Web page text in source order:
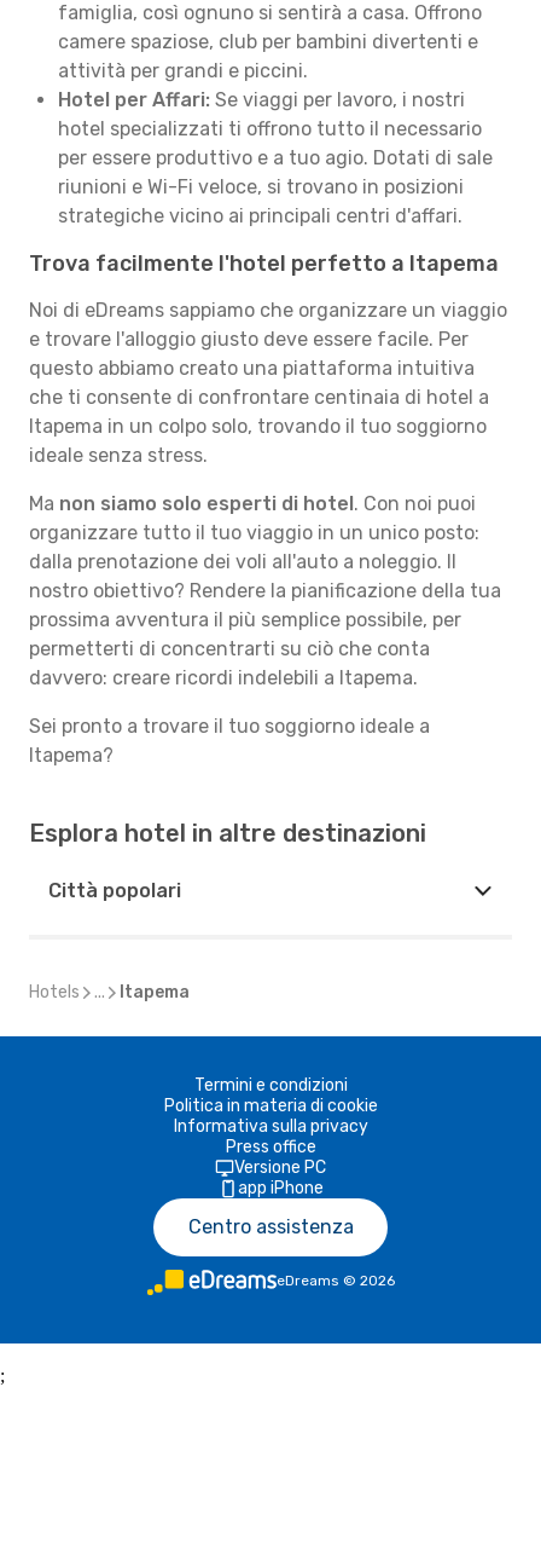
famiglia, così ognuno si sentirà a casa. Offrono
camere spaziose, club per bambini divertenti e
attività per grandi e piccini.
Hotel per Affari: Se viaggi per lavoro, i nostri
hotel specializzati ti offrono tutto il necessario
per essere produttivo e a tuo agio. Dotati di sale
riunioni e Wi-Fi veloce, si trovano in posizioni
strategiche vicino ai principali centri d'affari.
Trova facilmente l'hotel perfetto a Itapema
Noi di eDreams sappiamo che organizzare un viaggio
e trovare l'alloggio giusto deve essere facile. Per
questo abbiamo creato una piattaforma intuitiva
che ti consente di confrontare centinaia di hotel a
Itapema in un colpo solo, trovando il tuo soggiorno
ideale senza stress.
Ma non siamo solo esperti di hotel. Con noi puoi
organizzare tutto il tuo viaggio in un unico posto:
dalla prenotazione dei voli all'auto a noleggio. Il
nostro obiettivo? Rendere la pianificazione della tua
prossima avventura il più semplice possibile, per
permetterti di concentrarti su ciò che conta
davvero: creare ricordi indelebili a Itapema.
Sei pronto a trovare il tuo soggiorno ideale a
Itapema?
Esplora hotel in altre destinazioni
Città popolari
Hotels ... Itapema
Termini e condizioni
Politica in materia di cookie
Informativa sulla privacy
Press office
Versione PC
app iPhone
Centro assistenza
eDreams © 2026
;